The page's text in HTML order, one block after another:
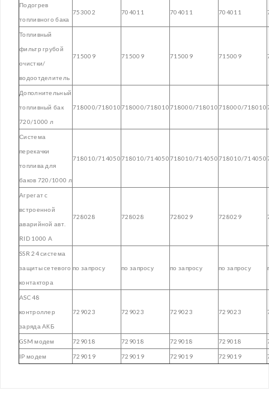
Подогрев
топливного бака
753002 704011 704011 704011
Топливный
фильтр грубой
очистки/
водоотделитель
715009 715009 715009 715009
Дополнительный
топливный бак
720/1000 л
718000/718010718000/718010718000/718010718000/718010
Система
перекачки
топлива для
баков 720/1000 л
718010/714050718010/714050718010/714050718010/714050
Агрегат с
встроенной
аварийной авт.
RID 1000 A
728028 728028 728029 728029
SSR 24 система
защиты сетевого
контактора
по запросу по запросу по запросу по запросу
ASC 48
контроллер
заряда АКБ
729023 729023 729023 729023
GSM модем 729018 729018 729018 729018
IP модем 729019 729019 729019 729019